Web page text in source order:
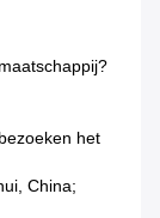
het
China;